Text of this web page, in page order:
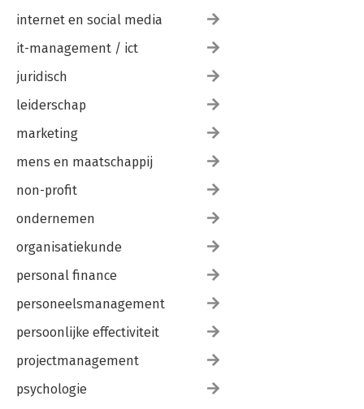
internet en social media
it-management / ict
juridisch
leiderschap
marketing
mens en maatschappij
non-profit
ondernemen
organisatiekunde
personal finance
personeelsmanagement
persoonlijke effectiviteit
projectmanagement
psychologie